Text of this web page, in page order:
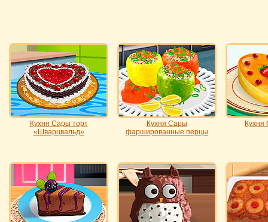
Кухня Сары торт
«Шварцвальд»
Кухня Сары
фаршированные перцы